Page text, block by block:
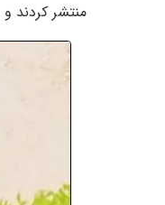
منتشر کردند